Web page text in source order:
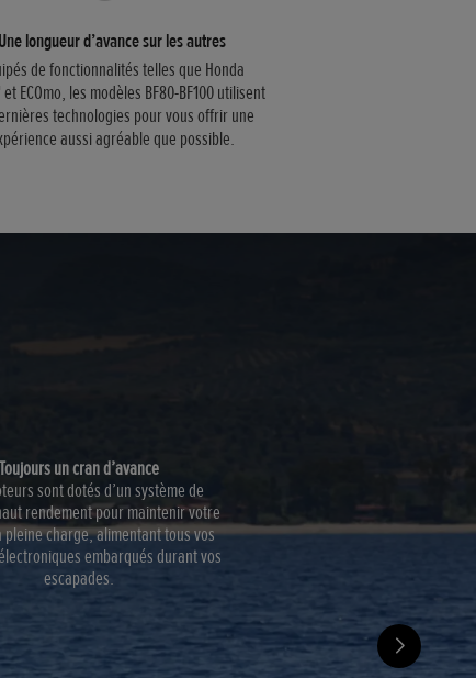
Une longueur d’avance sur les autres
de fonctionnalités telles que Honda
et ECOmo, les modèles BF80-BF100 utilisent
technologies pour vous offrir une
aussi agréable que possible.
Toujours un cran d’avance
sont dotés d’un système de
rendement pour maintenir votre
charge, alimentant tous vos
embarqués durant vos
escapades.